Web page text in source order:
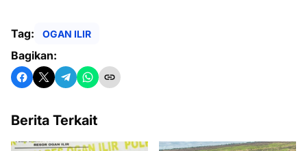
Tag: OGAN ILIR
Bagikan:
Berita Terkait